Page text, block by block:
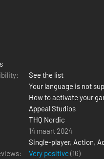
See the list
Your language is not
How to activate your
Appeal Studios
THQ Nordic
14 maart 2024
Single-player, Action,
Very positive (16)